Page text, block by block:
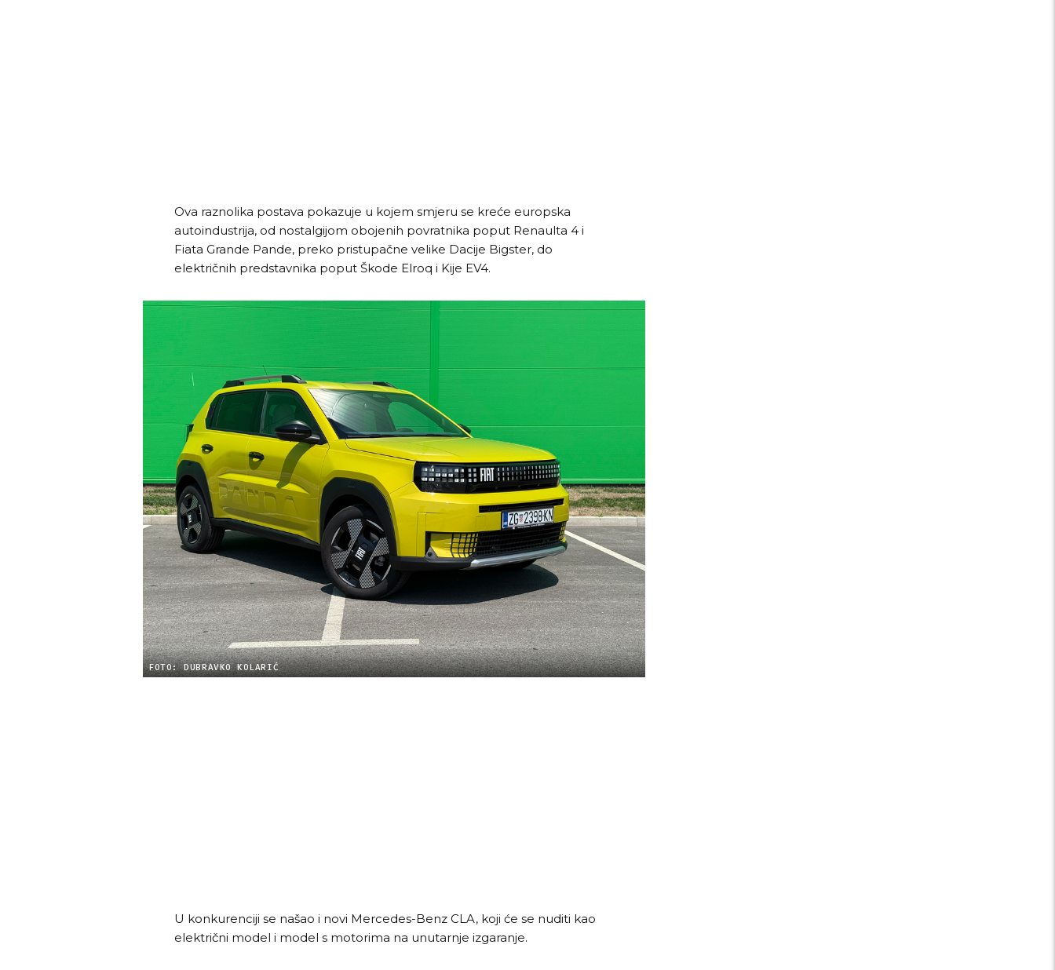
Ova raznolika postava pokazuje u kojem smjeru se kreće europska
autoindustrija, od nostalgijom obojenih povratnika poput Renaulta 4 i
Fiata Grande Pande, preko pristupačne velike Dacije Bigster, do
električnih predstavnika poput Škode Elroq i Kije EV4.
FOTO: DUBRAVKO KOLARIĆ
U konkurenciji se našao i novi Mercedes-Benz CLA, koji će se nuditi kao
električni model i model s motorima na unutarnje izgaranje.